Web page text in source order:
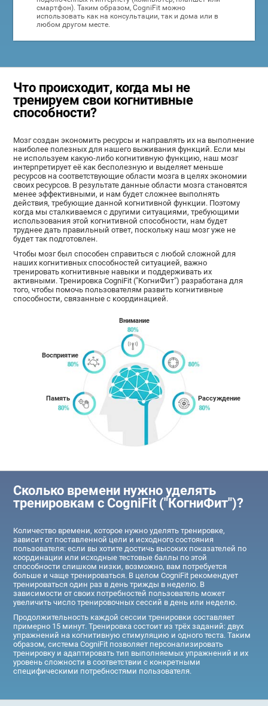
смартфон). Таким образом, CogniFit можно
использовать как на консультации, так и дома или в
любом другом месте.
Что происходит, когда мы не
тренируем свои когнитивные
способности?
Мозг создан экономить ресурсы и направлять их на выполнение
наиболее полезных для нашего выживания функций. Если мы
не используем какую-либо когнитивную функцию, наш мозг
интерпретирует её как бесполезную и выделяет меньше
ресурсов на соответствующие области мозга в целях экономии
своих ресурсов. В результате данные области мозга становятся
менее эффективными, и нам будет сложнее выполнять
действия, требующие данной когнитивной функции. Поэтому
когда мы сталкиваемся с другими ситуациями, требующими
использования этой когнитивной способности, нам будет
труднее дать правильный ответ, поскольку наш мозг уже не
будет так подготовлен.
Чтобы мозг был способен справиться с любой сложной для
наших когнитивных способностей ситуацией, важно
тренировать когнитивные навыки и поддерживать их
активными. Тренировка CogniFit ("КогниФит") разработана для
того, чтобы помочь пользователям развить когнитивные
способности, связанные с координацией.
Память
Восприятие
Внимание
Рассуждение
Сколько времени нужно уделять
тренировкам с CogniFit ("КогниФит")?
Количество времени, которое нужно уделять тренировке,
зависит от поставленной цели и исходного состояния
пользователя: если вы хотите достичь высоких показателей по
координации или исходные тестовые баллы по этой
способности слишком низки, возможно, вам потребуется
больше и чаще тренироваться. В целом CogniFit рекомендует
тренироваться один раз в день трижды в неделю. В
зависимости от своих потребностей пользователь может
увеличить число тренировочных сессий в день или неделю.
Продолжительность каждой сессии тренировки составляет
примерно 15 минут. Тренировка состоит из трёх заданий: двух
упражнений на когнитивную стимуляцию и одного теста. Таким
образом, система CogniFit позволяет персонализировать
тренировку и адаптировать тип выполняемых упражнений и их
уровень сложности в соответствии с конкретными
специфическими потребностями пользователя.